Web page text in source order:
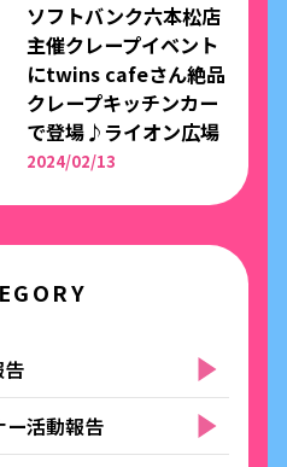
ソフトバンク六本松店
主催クレープイベント
にtwins cafeさん絶品
クレープキッチンカー
で登場♪ライオン広場
2024/02/13
ー活動報告